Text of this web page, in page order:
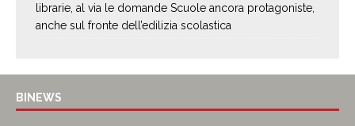
librarie, al via le domande Scuole ancora protagoniste,
anche sul fronte dell’edilizia scolastica
BINEWS